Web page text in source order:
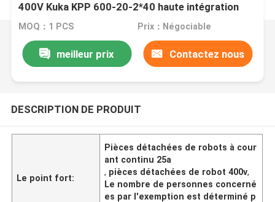
400V Kuka KPP 600-20-2*40 haute intégration
MOQ：1 PCS Prix：Négociable
meilleur prix Contactez nous
DESCRIPTION DE PRODUIT
Le point fort:
Pièces détachées de robots à cour
ant continu 25a
, pièces détachées de robot 400v,
Le nombre de personnes concerné
es par l'exemption est déterminé p